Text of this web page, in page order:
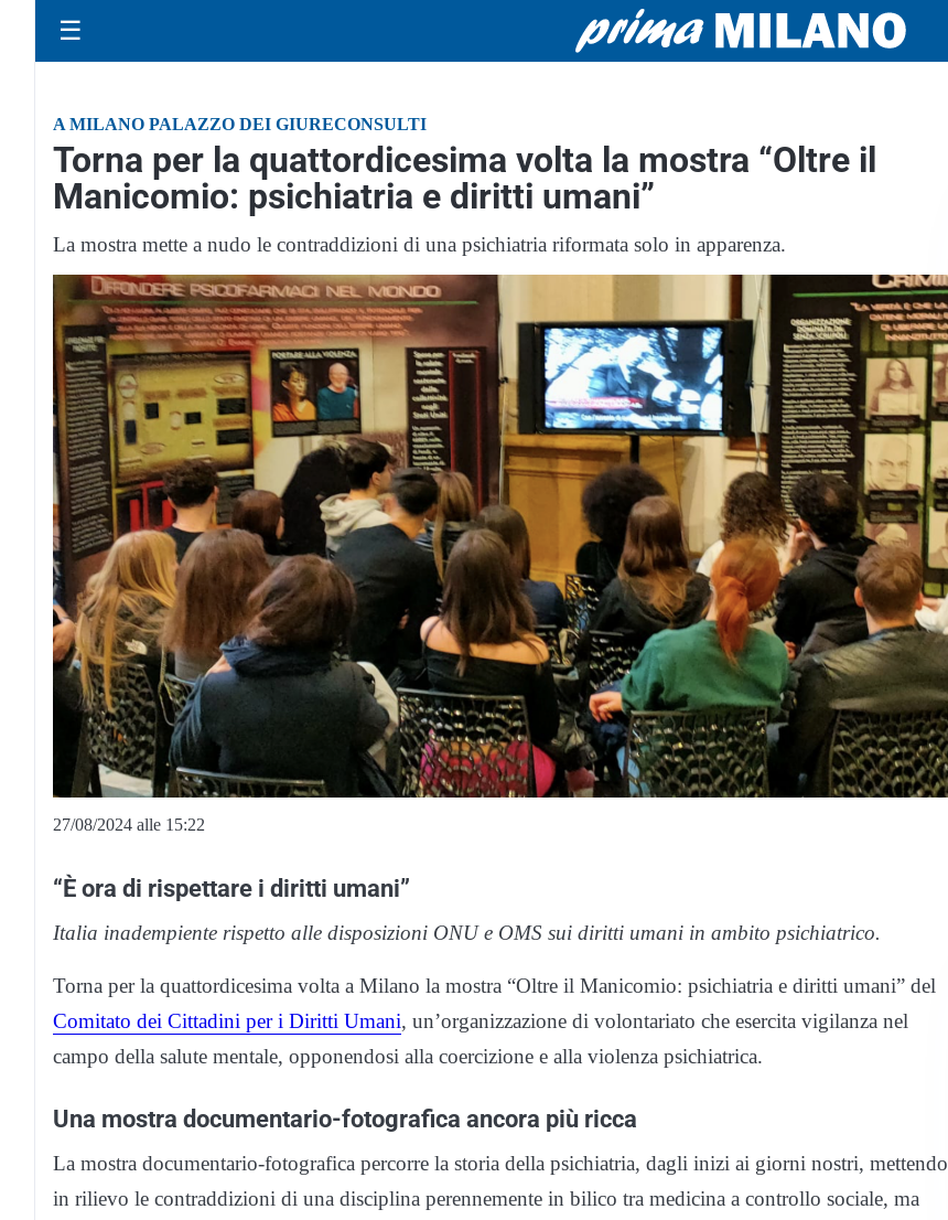
☰
A MILANO PALAZZO DEI GIURECONSULTI
Torna per la quattordicesima volta la mostra “Oltre il
Manicomio: psichiatria e diritti umani”
La mostra mette a nudo le contraddizioni di una psichiatria riformata solo in apparenza.
27/08/2024 alle 15:22
“È ora di rispettare i diritti umani”
Italia inadempiente rispetto alle disposizioni ONU e OMS sui diritti umani in ambito psichiatrico.
Torna per la quattordicesima volta a Milano la mostra “Oltre il Manicomio: psichiatria e diritti umani” del
Comitato dei Cittadini per i Diritti Umani, un’organizzazione di volontariato che esercita vigilanza nel
campo della salute mentale, opponendosi alla coercizione e alla violenza psichiatrica.
Una mostra documentario-fotografica ancora più ricca
La mostra documentario-fotografica percorre la storia della psichiatria, dagli inizi ai giorni nostri, mettendo
in rilievo le contraddizioni di una disciplina perennemente in bilico tra medicina a controllo sociale, ma